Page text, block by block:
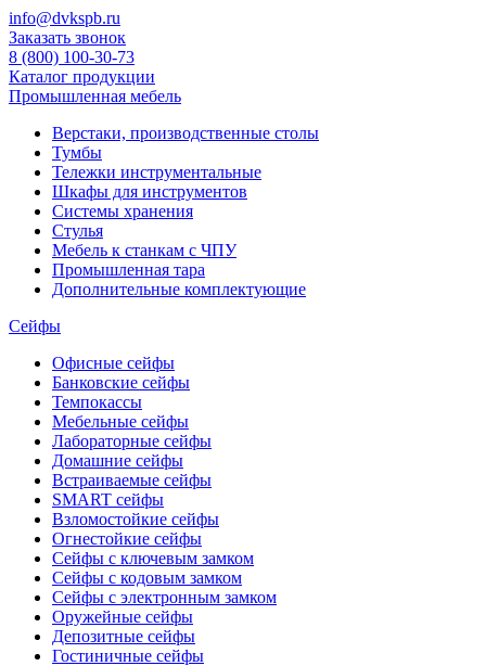
info@dvkspb.ru
Заказать звонок
8 (800) 100-30-73
Каталог продукции
Промышленная мебель
Верстаки, производственные столы
Тумбы
Тележки инструментальные
Шкафы для инструментов
Системы хранения
Стулья
Мебель к станкам с ЧПУ
Промышленная тара
Дополнительные комплектующие
Сейфы
Офисные сейфы
Банковские сейфы
Темпокассы
Мебельные сейфы
Лабораторные сейфы
Домашние сейфы
Встраиваемые сейфы
SMART сейфы
Взломостойкие сейфы
Огнестойкие сейфы
Сейфы с ключевым замком
Сейфы с кодовым замком
Сейфы с электронным замком
Оружейные сейфы
Депозитные сейфы
Гостиничные сейфы